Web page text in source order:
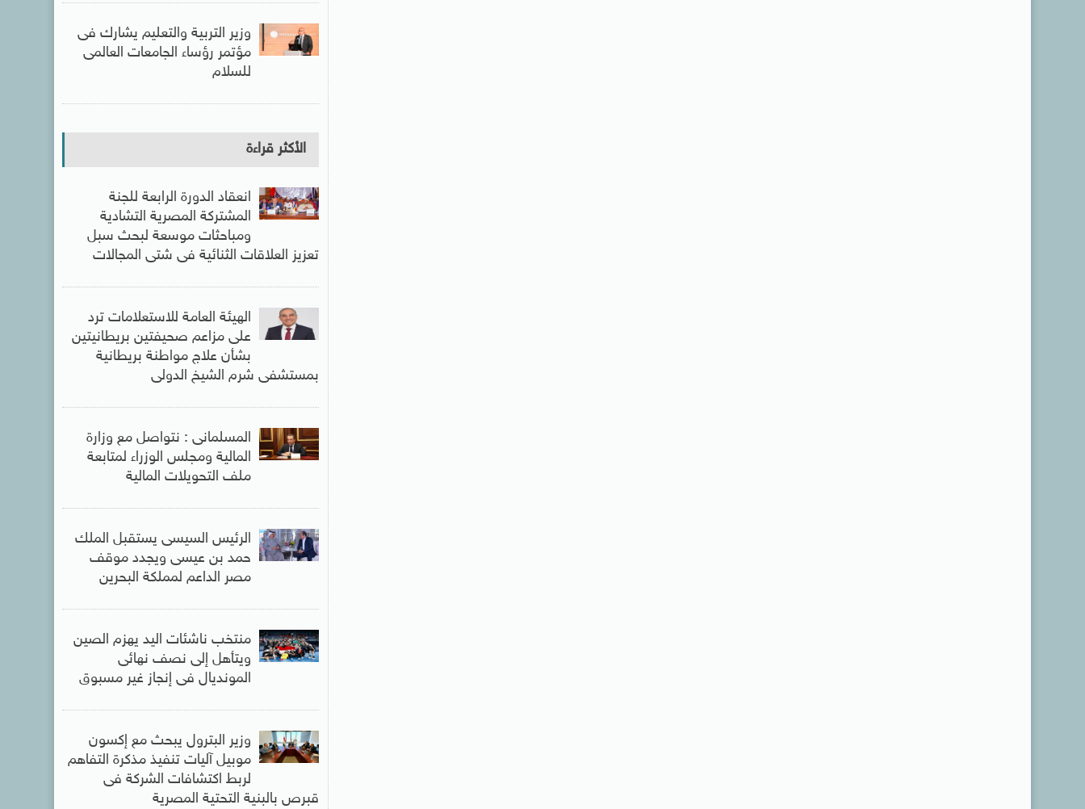
وزير التربية والتعليم يشارك فى
مؤتمر رؤساء الجامعات العالمى
للسلام
الأكثر قراءة
انعقاد الدورة الرابعة للجنة
المشتركة المصرية التشادية
ومباحثات موسعة لبحث سبل
تعزيز العلاقات الثنائية فى شتى المجالات
الهيئة العامة للاستعلامات ترد
على مزاعم صحيفتين بريطانيتين
بشأن علاج مواطنة بريطانية
بمستشفى شرم الشيخ الدولى
المسلمانى : نتواصل مع وزارة
المالية ومجلس الوزراء لمتابعة
ملف التحويلات المالية
الرئيس السيسى يستقبل الملك
حمد بن عيسى ويجدد موقف
مصر الداعم لمملكة البحرين
منتخب ناشئات اليد يهزم الصين
ويتأهل إلى نصف نهائى
المونديال فى إنجاز غير مسبوق
وزير البترول يبحث مع إكسون
موبيل آليات تنفيذ مذكرة التفاهم
لربط اكتشافات الشركة فى
قبرص بالبنية التحتية المصرية